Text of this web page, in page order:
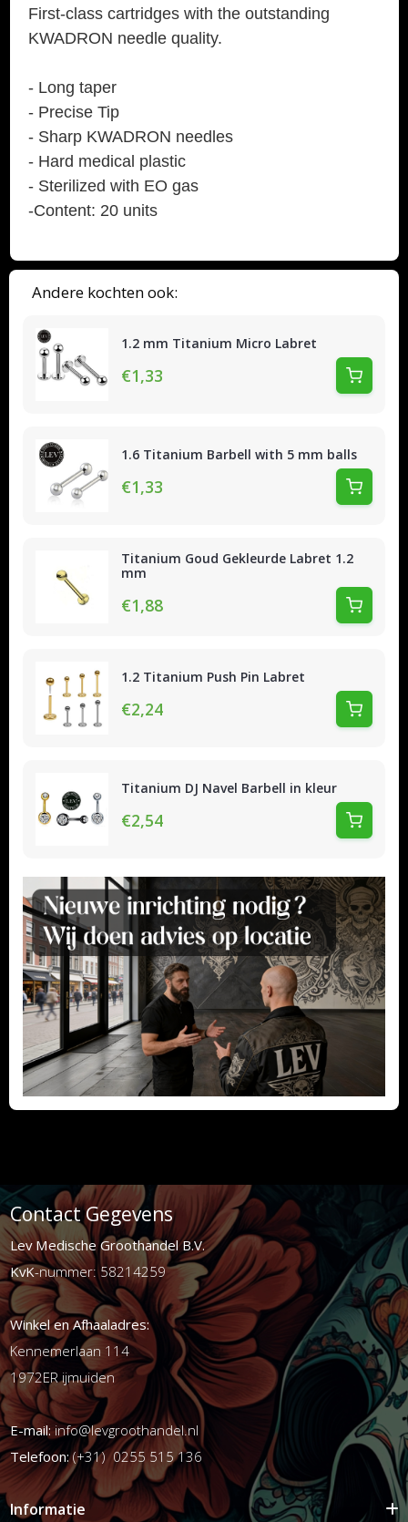
Andere kochten ook:
1.2 mm Titanium Micro Labret
€1,33
1.6 Titanium Barbell with 5 mm balls
€1,33
Titanium Goud Gekleurde Labret 1.2
mm
€1,88
1.2 Titanium Push Pin Labret
€2,24
Titanium DJ Navel Barbell in kleur
€2,54
First-class cartridges with the outstanding
KWADRON needle quality.
- Long taper
- Precise Tip
- Sharp KWADRON needles
- Hard medical plastic
- Sterilized with EO gas
-Content: 20 units
Contact Gegevens
Lev Medische Groothandel B.V.
KvK-nummer: 58214259
Winkel en Afhaaladres:
Kennemerlaan 114
1972ER ijmuiden
E-mail:info@levgroothandel.nl
Telefoon:(+31) 0255 515 136
Informatie